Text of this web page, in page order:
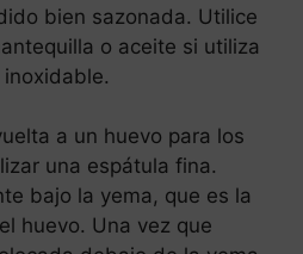
bien sazonada. Utilice
o aceite si utiliza
a un huevo para los
una espátula fina.
bajo la yema, que es la
huevo. Una vez que